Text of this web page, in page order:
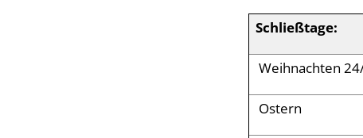
Schließtage:
Weihnachten
Ostern